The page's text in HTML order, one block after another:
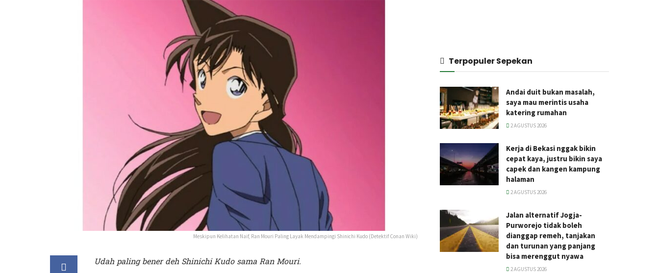
Meskipun Kelihatan Naif, Ran Mouri Paling Layak Mendampingi Shinichi Kudo (Detektif Conan Wiki)
Udah paling bener deh Shinichi Kudo sama Ran Mouri.
Terpopuler Sepekan
Andai duit bukan masalah,
saya mau merintis usaha
katering rumahan
2 AGUSTUS 2026
Kerja di Bekasi nggak bikin
cepat kaya, justru bikin saya
capek dan kangen kampung
halaman
2 AGUSTUS 2026
Jalan alternatif Jogja-
Purworejo tidak boleh
dianggap remeh, tanjakan
dan turunan yang panjang
bisa merenggut nyawa
2 AGUSTUS 2026